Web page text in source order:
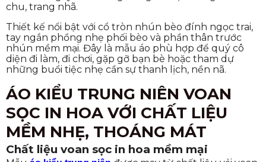
chu, trang nhã.
Thiết kế nổi bật với cổ tròn nhún bèo đính ngọc trai,
tay ngắn phồng nhẹ phối bèo và phần thân trước
nhún mềm mại. Đây là mẫu áo phù hợp để quý cô
diện đi làm, đi chơi, gặp gỡ bạn bè hoặc tham dự
những buổi tiệc nhẹ cần sự thanh lịch, nền nã.
ÁO KIỂU TRUNG NIÊN VOAN
SỌC IN HOA VỚI CHẤT LIỆU
MỀM NHẸ, THOÁNG MÁT
Chất liệu voan sọc in hoa mềm mại